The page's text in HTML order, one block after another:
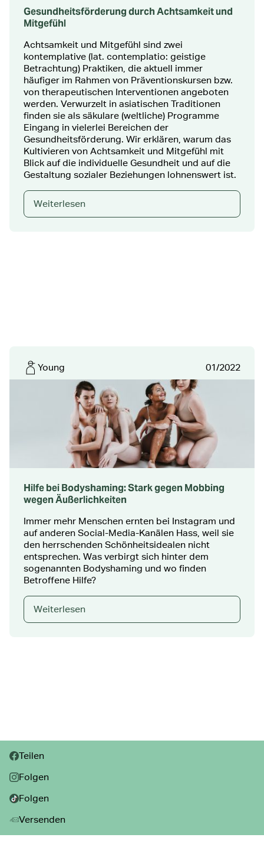
Gesundheitsförderung durch Achtsamkeit und
Mitgefühl
Achtsamkeit und Mitgefühl sind zwei
kontemplative (lat. contemplatio: geistige
Betrachtung) Praktiken, die aktuell immer
häufiger im Rahmen von Präventionskursen bzw.
von therapeutischen Interventionen angeboten
werden. Verwurzelt in asiatischen Traditionen
finden sie als säkulare (weltliche) Programme
Eingang in vielerlei Bereichen der
Gesundheitsförderung. Wir erklären, warum das
Kultivieren von Achtsamkeit und Mitgefühl mit
Blick auf die individuelle Gesundheit und auf die
Gestaltung sozialer Beziehungen lohnenswert ist.
Weiterlesen
Young 01/2022
Hilfe bei Bodyshaming: Stark gegen Mobbing
wegen Äußerlichkeiten
Immer mehr Menschen ernten bei Instagram und
auf anderen Social-Media-Kanälen Hass, weil sie
den herrschenden Schönheitsidealen nicht
entsprechen. Was verbirgt sich hinter dem
sogenannten Bodyshaming und wo finden
Betroffene Hilfe?
Weiterlesen
Teilen:
Teilen
Folgen
Folgen
Versenden